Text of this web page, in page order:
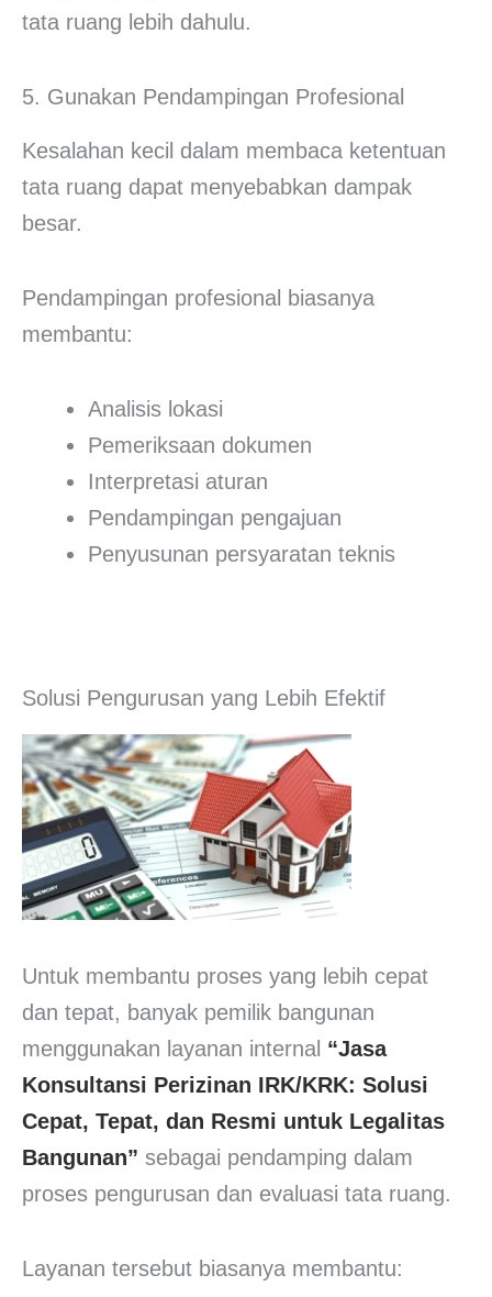
tata ruang lebih dahulu.
5. Gunakan Pendampingan Profesional
Kesalahan kecil dalam membaca ketentuan
tata ruang dapat menyebabkan dampak
besar.
Pendampingan profesional biasanya
membantu:
Analisis lokasi
Pemeriksaan dokumen
Interpretasi aturan
Pendampingan pengajuan
Penyusunan persyaratan teknis
Solusi Pengurusan yang Lebih Efektif
Untuk membantu proses yang lebih cepat
dan tepat, banyak pemilik bangunan
menggunakan layanan internal “Jasa
Konsultansi Perizinan IRK/KRK: Solusi
Cepat, Tepat, dan Resmi untuk Legalitas
Bangunan” sebagai pendamping dalam
proses pengurusan dan evaluasi tata ruang.
Layanan tersebut biasanya membantu: